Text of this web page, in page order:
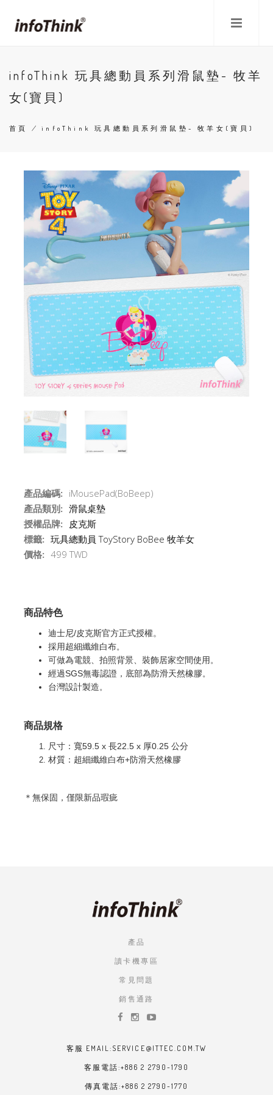
infoThink 玩具總動員系列滑鼠墊- 牧羊
女(寶貝)
航
結
首頁 /infoThink 玩具總動員系列滑鼠墊- 牧羊女(寶貝)
產品編碼: iMousePad(BoBeep)
產品類別: 滑鼠桌墊
授權品牌: 皮克斯
標籤: 玩具總動員 ToyStory BoBee 牧羊女
價格: 499 TWD
商品特色
迪士尼/皮克斯官方正式授權。
採用超細纖維白布。
可做為電競、拍照背景、裝飾居家空間使用 。
經過SGS無毒認證，底部為防滑天然橡膠。
台灣設計製造。
商品規格
尺寸：寬59.5 x 長22.5 x 厚0.25 公分
材質：超細纖維白布+防滑天然橡膠
＊無保固，僅限新品瑕疵
產品
讀卡機專區
常見問題
銷售通路
客服 EMAIL:SERVICE@ITTEC.COM.TW
客服電話:+886 2 2790-1790
傳真電話:+886 2 2790-1770